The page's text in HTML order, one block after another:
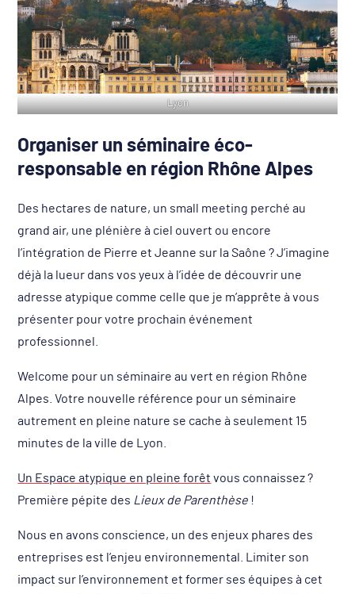
Lyon
Organiser un séminaire éco-
responsable en région Rhône Alpes
Des hectares de nature, un small meeting perché au
grand air, une plénière à ciel ouvert ou encore
l’intégration de Pierre et Jeanne sur la Saône ? J’imagine
déjà la lueur dans vos yeux à l’idée de découvrir une
adresse atypique comme celle que je m’apprête à vous
présenter pour votre prochain événement
professionnel.
Welcome pour un séminaire au vert en région Rhône
Alpes. Votre nouvelle référence pour un séminaire
autrement en pleine nature se cache à seulement 15
minutes de la ville de Lyon.
Un Espace atypique en pleine forêt vous connaissez ?
Première pépite des Lieux de Parenthèse !
Nous en avons conscience, un des enjeux phares des
entreprises est l’enjeu environnemental. Limiter son
impact sur l’environnement et former ses équipes à cet